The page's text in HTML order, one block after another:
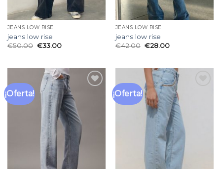
JEANS LOW RISE
jeans low rise
€50.00 €33.00
JEANS LOW RISE
jeans low rise
€42.00 €28.00
¡Oferta! ¡Oferta!